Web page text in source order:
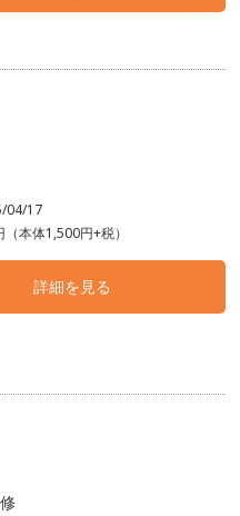
04/17
本体1,500円+税）
詳細を見る